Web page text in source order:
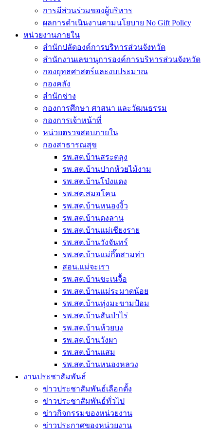
การมีส่วนร่วมของผู้บริหาร
ผลการดำเนินงานตามนโยบาย No Gift Policy
หน่วยงานภายใน
สำนักปลัดองค์การบริหารส่วนจังหวัด
สำนักงานเลขานุการองค์การบริหารส่วนจังหวัด
กองยุทธศาสตร์และงบประมาณ
กองคลัง
สำนักช่าง
กองการศึกษา ศาสนา และวัฒนธรรม
กองการเจ้าหน้าที่
หน่วยตรวจสอบภายใน
กองสาธารณสุข
รพ.สต.บ้านสระตลุง
รพ.สต.บ้านปากห้วยไม้งาม
รพ.สต.บ้านโป่งแดง
รพ.สต.สมอโคน
รพ.สต.บ้านหนองงิ้ว
รพ.สต.บ้านดงลาน
รพ.สต.บ้านแม่เชียงราย
รพ.สต.บ้านวังจันทร์
รพ.สต.บ้านแม่กึ๊ดสามท่า
สอน.แม่จะเรา
รพ.สต.บ้านขะเนจื้อ
รพ.สต.บ้านแม่ระมาดน้อย
รพ.สต.บ้านทุ่งมะขามป้อม
รพ.สต.บ้านสันป่าไร่
รพ.สต.บ้านห้วยบง
รพ.สต.บ้านวังผา
รพ.สต.บ้านแสม
รพ.สต.บ้านหนองหลวง
งานประชาสัมพันธ์
ข่าวประชาสัมพันธ์เลือกตั้ง
ข่าวประชาสัมพันธ์ทั่วไป
ข่าวกิจกรรมของหน่วยงาน
ข่าวประกาศของหน่วยงาน